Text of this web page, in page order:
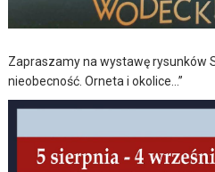
Zapraszamy na wystawę rysunków
nieobecność. Orneta i okolice…”